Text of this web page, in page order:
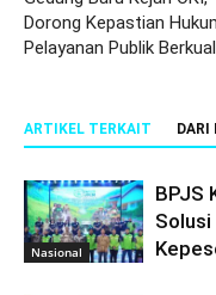
Dorong Kepastian
Pelayanan Publik
ARTIKEL TERKAIT DARI
Nasional
BPJS
Solusi